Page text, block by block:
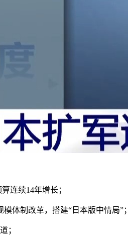
连续14年增长；
体制改革，搭建“日本版中情局”；
；